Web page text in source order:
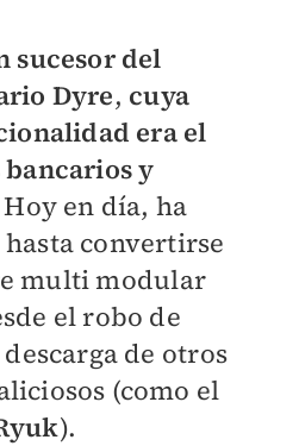
sucesor del
Dyre, cuya
era el
y
en día, ha
convertirse
multi modular
el robo de
de otros
(como el
).